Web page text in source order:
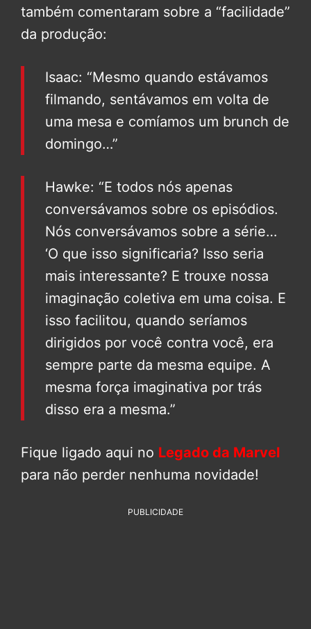
também comentaram sobre a “facilidade”
da produção:
Isaac: “Mesmo quando estávamos
filmando, sentávamos em volta de
uma mesa e comíamos um brunch de
domingo…”
Hawke: “E todos nós apenas
conversávamos sobre os episódios.
Nós conversávamos sobre a série…
‘O que isso significaria? Isso seria
mais interessante? E trouxe nossa
imaginação coletiva em uma coisa. E
isso facilitou, quando seríamos
dirigidos por você contra você, era
sempre parte da mesma equipe. A
mesma força imaginativa por trás
disso era a mesma.”
Fique ligado aqui no Legado da Marvel
para não perder nenhuma novidade!
PUBLICIDADE